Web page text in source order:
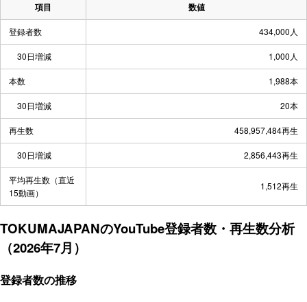
項目 数値
登録者数 434,000人
30日増減 1,000人
本数 1,988本
30日増減 20本
再生数 458,957,484再生
30日増減 2,856,443再生
平均再生数（直近
15動画）
1,512再生
TOKUMAJAPANのYouTube登録者数・再生数分析
（2026年7月）
登録者数の推移